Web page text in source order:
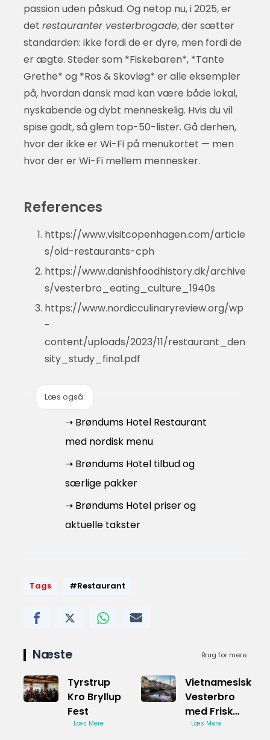
passion uden påskud. Og netop nu, i 2025, er
det restauranter vesterbrogade, der sætter
standarden: ikke fordi de er dyre, men fordi de
er ægte. Steder som *Fiskebaren*, *Tante
Grethe* og *Ros & Skovløg* er alle eksempler
på, hvordan dansk mad kan være både lokal,
nyskabende og dybt menneskelig. Hvis du vil
spise godt, så glem top-50-lister. Gå derhen,
hvor der ikke er Wi-Fi på menukortet — men
hvor der er Wi-Fi mellem mennesker.
References
https://www.visitcopenhagen.com/article
s/old-restaurants-cph
https://www.danishfoodhistory.dk/archive
s/vesterbro_eating_culture_1940s
https://www.nordicculinaryreview.org/wp
-
content/uploads/2023/11/restaurant_den
sity_study_final.pdf
Læs også:
➝ Brøndums Hotel Restaurant
med nordisk menu
➝ Brøndums Hotel tilbud og
særlige pakker
➝ Brøndums Hotel priser og
aktuelle takster
Tags #Restaurant
Næste Brug for mere
Tyrstrup
Kro Bryllup
Fest
Læs Mere
Vietnamesisk
Vesterbro
med Frisk
Smag
Læs Mere